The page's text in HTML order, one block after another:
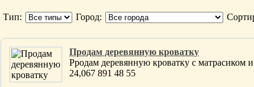
Тип: Город:
Продам деревянную кроватку
Рродам деревянную кроватку с матрасиком
24,067 891 48 55